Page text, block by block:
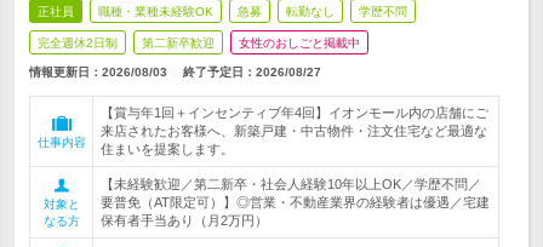
正社員 職種・業種未経験OK 急募 転勤なし 学歴不問
完全週休2日制 第二新卒歓迎 女性のおしごと掲載中
情報更新日：2026/08/03 終了予定日： 2026/08/27
仕事内容
【賞与年1回＋インセンティブ年4回】イオンモール内の店舗にご
来店されたお客様へ、新築戸建・中古物件・注文住宅など最適な
住まいを提案します。
対象と
なる方
【未経験歓迎／第二新卒・社会人経験10年以上OK／学歴不問／
要普免（AT限定可）】◎営業・不動産業界の経験者は優遇／宅建
保有者手当あり（月2万円）